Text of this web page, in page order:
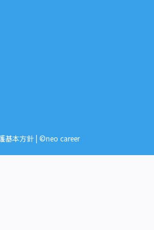
基本方針| ©neo career